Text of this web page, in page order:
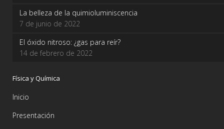
La belleza de la quimioluminiscencia
7 de junio de 2022
El óxido nitroso: ¿gas para reír?
14 de febrero de 2022
Física y Química
Inicio
Presentación